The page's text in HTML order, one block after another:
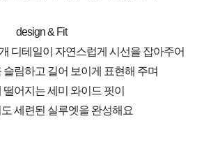
design & Fit
디테일이 자연스럽게 시선을 잡아주어
슬림하고 길어 보이게 표현해 주며
떨어지는 세미 와이드 핏이
세련된 실루엣을 완성해요